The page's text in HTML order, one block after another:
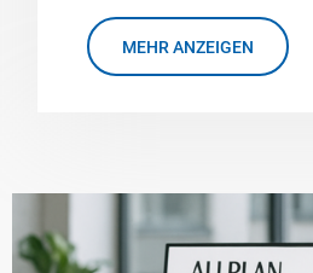
MEHR ANZEIGEN